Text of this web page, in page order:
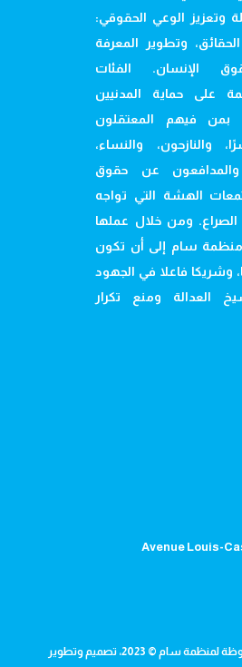
وتعزيز الوعي الحقوقي:
وتطوير المعرفة
الإنسان. الفئات
على حماية المدنيين
بمن فيهم المعتقلون
والنازحون، والنساء،
والمدافعون عن حقوق
الهشة التي تواجه
ومن خلال عملها
منظمة سام إلى أن تكون
وشريكا فاعلا في الجهود
العدالة ومنع تكرار
Avenue Louis-
سام © 2023، تصميم وتطوير